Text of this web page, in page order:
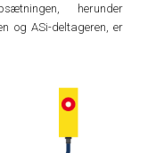
herunder
og ASi-deltageren, er